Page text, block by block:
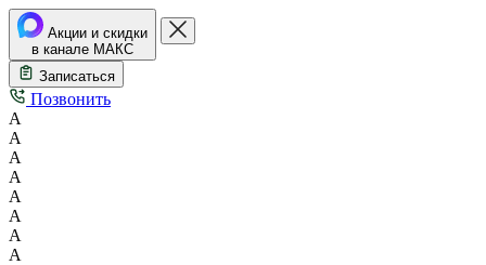
Акции и скидки
в канале МАКС
Записаться
Позвонить
А
А
А
А
А
А
А
А